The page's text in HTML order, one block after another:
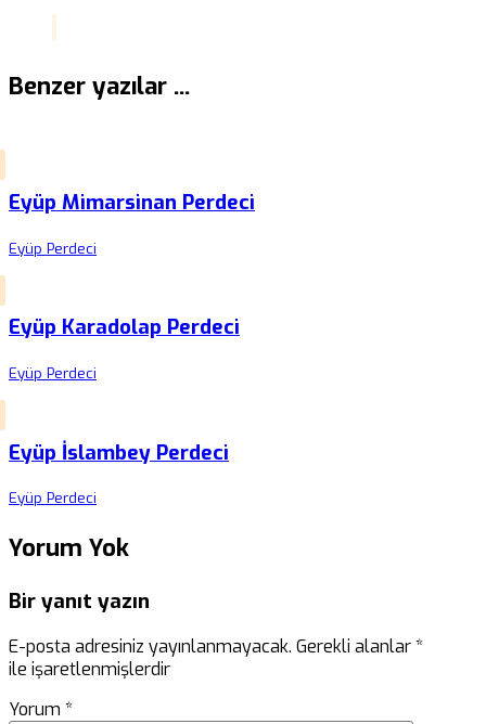
Benzer yazılar ...
Eyüp Mimarsinan Perdeci
Eyüp Perdeci
Eyüp Karadolap Perdeci
Eyüp Perdeci
Eyüp İslambey Perdeci
Eyüp Perdeci
Yorum Yok
Bir yanıt yazın
E-posta adresiniz yayınlanmayacak. Gerekli alanlar*
ile işaretlenmişlerdir
Yorum *